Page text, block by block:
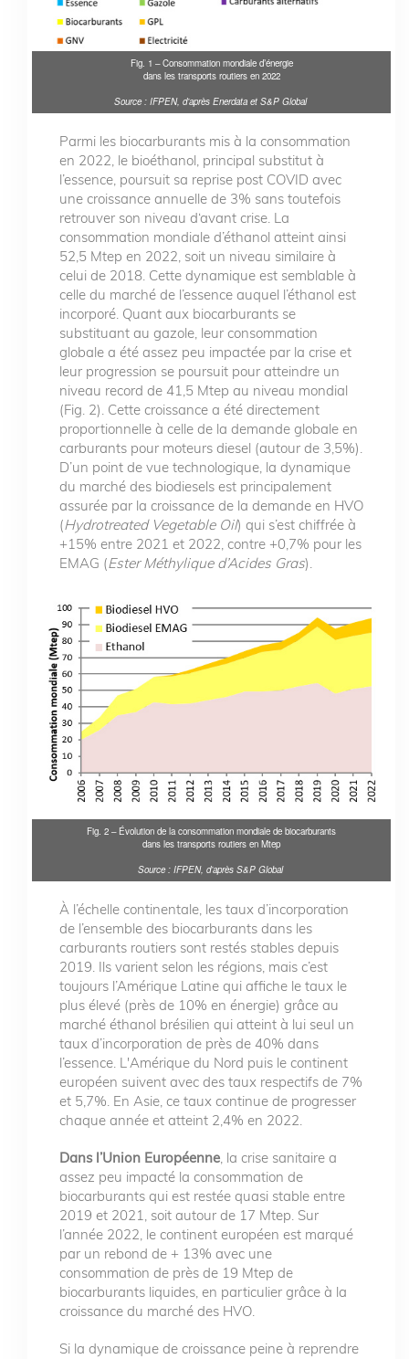
Fig. 1 – Consommation mondiale d’énergie
dans les transports routiers en 2022
Source : IFPEN, d’après Enerdata et S&P Global
Parmi les biocarburants mis à la consommation
en 2022, le bioéthanol, principal substitut à
l’essence, poursuit sa reprise post COVID avec
une croissance annuelle de 3% sans toutefois
retrouver son niveau d‘avant crise. La
consommation mondiale d’éthanol atteint ainsi
52,5 Mtep en 2022, soit un niveau similaire à
celui de 2018. Cette dynamique est semblable à
celle du marché de l’essence auquel l’éthanol est
incorporé. Quant aux biocarburants se
substituant au gazole, leur consommation
globale a été assez peu impactée par la crise et
leur progression se poursuit pour atteindre un
niveau record de 41,5 Mtep au niveau mondial
(Fig. 2). Cette croissance a été directement
proportionnelle à celle de la demande globale en
carburants pour moteurs diesel (autour de 3,5%).
D’un point de vue technologique, la dynamique
du marché des biodiesels est principalement
assurée par la croissance de la demande en HVO
(Hydrotreated Vegetable Oil) qui s’est chiffrée à
+15% entre 2021 et 2022, contre +0,7% pour les
EMAG (Ester Méthylique d’Acides Gras).
Fig. 2 – Évolution de la consommation mondiale de biocarburants
dans les transports routiers en Mtep
Source : IFPEN, d’après S&P Global
À l’échelle continentale, les taux d’incorporation
de l’ensemble des biocarburants dans les
carburants routiers sont restés stables depuis
2019. Ils varient selon les régions, mais c’est
toujours l’Amérique Latine qui affiche le taux le
plus élevé (près de 10% en énergie) grâce au
marché éthanol brésilien qui atteint à lui seul un
taux d’incorporation de près de 40% dans
l’essence. L'Amérique du Nord puis le continent
européen suivent avec des taux respectifs de 7%
et 5,7%. En Asie, ce taux continue de progresser
chaque année et atteint 2,4% en 2022.
Dans l’Union Européenne , la crise sanitaire a
assez peu impacté la consommation de
biocarburants qui est restée quasi stable entre
2019 et 2021, soit autour de 17 Mtep. Sur
l’année 2022, le continent européen est marqué
par un rebond de + 13% avec une
consommation de près de 19 Mtep de
biocarburants liquides, en particulier grâce à la
croissance du marché des HVO.
Si la dynamique de croissance peine à reprendre